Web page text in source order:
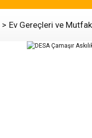
Ev Gereçleri ve Mutfak